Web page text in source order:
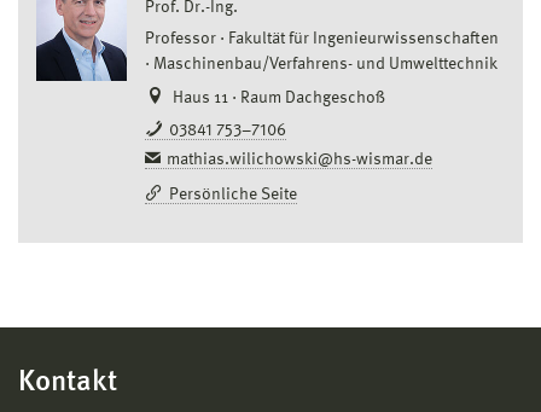
Prof. Dr.-Ing.
Professor
Fakultät für Ingenieurwissenschaften
Maschinenbau/Verfahrens- und Umwelttechnik
Haus 11 · Raum Dachgeschoß
03841 753–7106
mathias.wilichowski@hs-wismar.de
Persönliche Seite
Kontakt